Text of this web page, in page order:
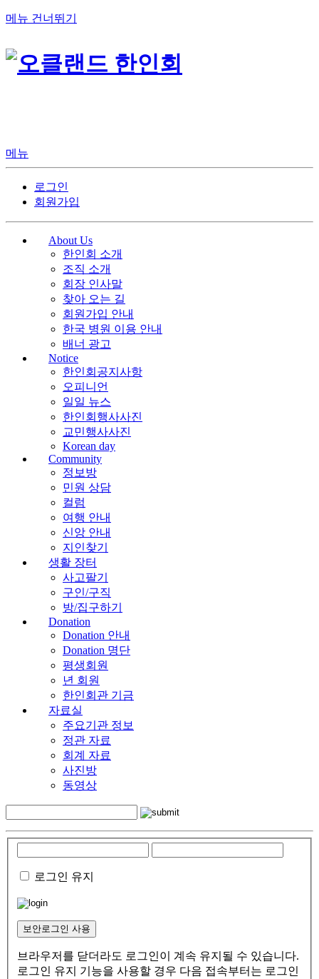
메뉴 건너뛰기
메뉴
로그인
회원가입
About Us
한인회 소개
조직 소개
회장 인사말
찾아 오는 길
회원가입 안내
한국 병원 이용 안내
배너 광고
Notice
한인회공지사항
오피니언
일일 뉴스
한인회행사사진
교민행사사진
Korean day
Community
정보방
민원 상담
컬럼
여행 안내
신앙 안내
지인찾기
생활 장터
사고팔기
구인/구직
방/집구하기
Donation
Donation 안내
Donation 명단
평생회원
년 회원
한인회관 기금
자료실
주요기관 정보
정관 자료
회계 자료
사진방
동영상
로그인 유지
보안로그인 사용
브라우저를 닫더라도 로그인이 계속 유지될 수 있습니다.
로그인 유지 기능을 사용할 경우 다음 접속부터는 로그인